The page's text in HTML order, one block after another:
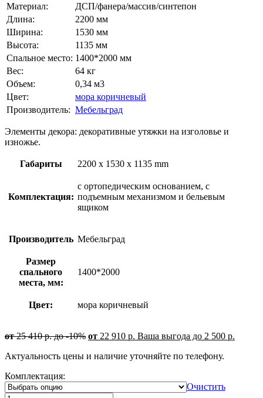
Материал:
ДСП/фанера/массив/синтепон
Длина:
2200 мм
Ширина:
1530 мм
Высота:
1135 мм
Спальное место: 1400*2000 мм
Вес:
64 кг
Объем:
0,34 м3
Цвет:
мора коричневый
Производитель: Мебельград
Элементы декора: декоративные утяжки на изголовье и
изножье.
Габариты 2200 x 1530 x 1135 mm
Комплектация:
с ортопедическим основанием, с
подъемным механизмом и бельевым
ящиком
Производитель Мебельград
Размер
спального
места, мм:
1400*2000
Цвет: мора коричневый
от 25 410р. до -10% от 22 910 р. Ваша выгода до 2 500 р.
Актуальность цены и наличие уточняйте по телефону.
Комплектация:
Очистить